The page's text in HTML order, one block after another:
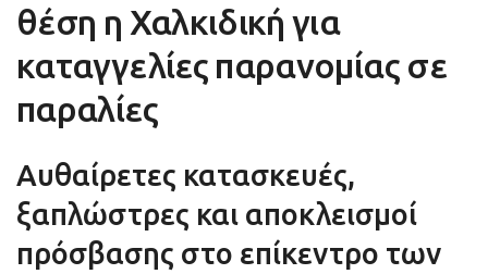
θέση η Χαλκιδική για
καταγγελίες παρανομίας σε
παραλίες
Αυθαίρετες κατασκευές,
ξαπλώστρες και αποκλεισμοί
πρόσβασης στο επίκεντρο των